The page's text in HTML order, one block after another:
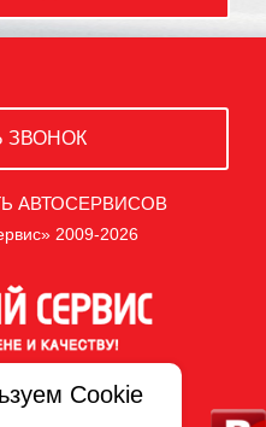
ЗВОНОК
АВТОСЕРВИСОВ
2009-2026
данных
Cookie